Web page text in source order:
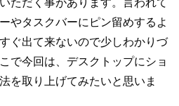
やタスクバーにピン留めするよ
ぐ出て来ないので少しわかりづ
で今回は、デスクトップにショ
を取り上げてみたいと思いま